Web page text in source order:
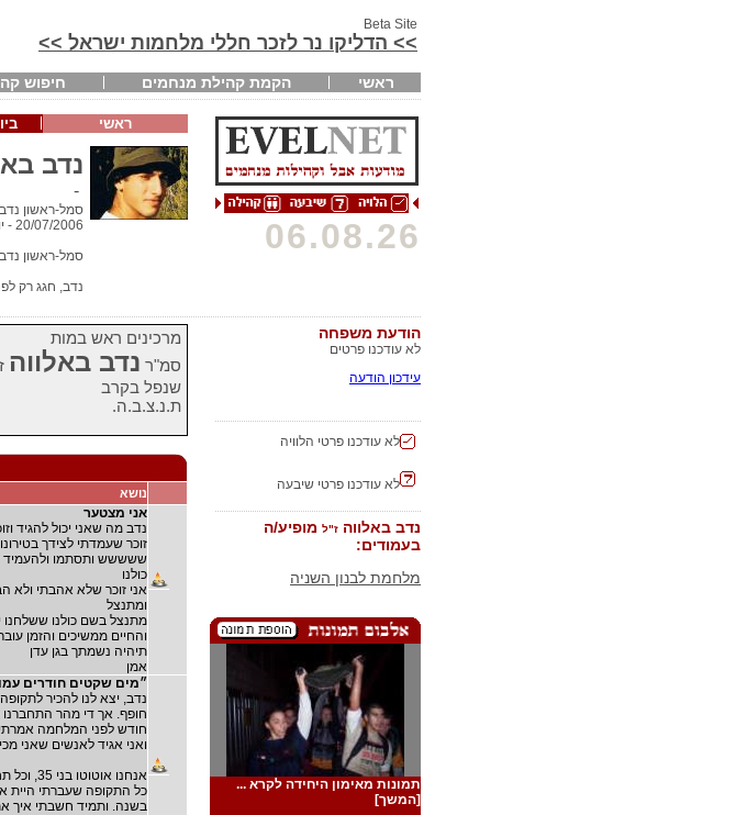
Beta Site
>> הדליקו נר לזכר חללי מלחמות ישראל >>
ראשי הקמת קהילת מנחמים חיפוש
ראשי
נדב
-
סמל-ראשון
20/07/2006 - יום חמישי כ"ד תמוז תשס"ו
סמל-ראשון נדב
נדב, חגג רק לפני כשבועיים
06.08.26
מרכינים ראש במות
סמ"ר נדב באלווה
שנפל בקרב
ת.נ.צ.ב.ה.
נושא
אני מצטער
נדב מה שאני יכול להגיד
זוכר שעמדתי לצידך
ששששש ותסתמו ולהעמיד
כולנו
אני זוכר שלא אהבתי ולא
ומתנצל
מתנצל בשם כולנו ששלחנו
והחיים ממשיכים והזמן
תיהיה נשמתך בגן עדן
אמן
״מים שקטים חודרים
נדב, יצא לנו להכיר
חופף. אך די מהר
ואני אגיד לאנשים שאני
אנחנו אוטוטו בני 35, וכל תחילת קיץ אני נזכר בדברים האלה.
כל התקופה שעברתי היית
בשנה. ותמיד חשבתי איך
הודעת משפחה
לא עודכנו פרטים
עידכון הודעה
לא עודכנו פרטי הלוויה
לא עודכנו פרטי שיבעה
נדב באלווה ז"ל מופיע/ה
בעמודים:
מלחמת לבנון השניה
תמונות מאימון היחידה לקרא ...
[המשך]